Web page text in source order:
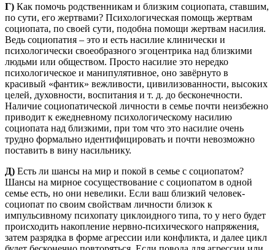
Г) Как помочь родственникам и близким социопата, ставшим,
по сути, его жертвами? Психологическая помощь жертвам
социопата, по своей сути, подобна помощи жертвам насилия.
Ведь социопатия – это и есть насилие клинически и
психологически своеобразного эгоцентрика над близкими
людьми или обществом. Просто насилие это нередко
психологическое и манипулятивное, оно завёрнуто в
красивый «фантик» вежливости, цивилизованности, высоких
целей, духовности, воспитания и т. д. до бесконечности.
Наличие социопатической личности в семье почти неизбежно
приводит к ежедневному психологическому насилию
социопата над близкими, при том что это насилие очень
трудно формально идентифицировать и почти невозможно
поставить в вину насильнику.
Д) Есть ли шансы на мир и покой в семье с социопатом?
Шансы на мирное сосуществование с социопатом в одной
семье есть, но они невелики. Если ваш близкий человек-
социопат по своим свойствам личности близок к
импульсивному психопату циклоидного типа, то у него будет
происходить накопление нервно-психического напряжения,
затем разрядка в форме агрессии или конфликта, и далее цикл